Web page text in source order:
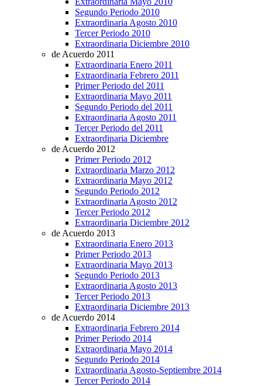
Segundo Periodo 2010
Extraordinaria Agosto 2010
Tercer Periodo 2010
Extraordinaria Diciembre 2010
de Acuerdo 2011
Extraordinaria Enero 2011
Extraordinaria Febrero 2011
Primer Periodo del 2011
Extraordinaria Mayo 2011
Segundo Periodo del 2011
Extraordinaria Agosto 2011
Tercer Periodo del 2011
Extraordinaria Diciembre
de Acuerdo 2012
Primer Periodo 2012
Extraordinaria Marzo 2012
Extraordinaria Mayo 2012
Segundo Periodo 2012
Extraordinaria Agosto 2012
Tercer Periodo 2012
Extraordinaria Diciembre 2012
de Acuerdo 2013
Extraordinaria Enero 2013
Primer Periodo 2013
Extraordinaria Mayo 2013
Segundo Periodo 2013
Extraordinaria Agosto 2013
Tercer Periodo 2013
Extraordinaria Diciembre 2013
de Acuerdo 2014
Extraordinaria Febrero 2014
Primer Periodo 2014
Extraordinaria Mayo 2014
Segundo Periodo 2014
Extraordinaria Agosto-Septiembre 2014
Tercer Periodo 2014